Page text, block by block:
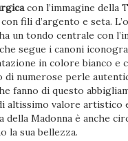
con l’immagine della
fili d’argento e seta.
un tondo centrale con
segue i canoni
in colore bianco e
di numerose perle
fanno di questo
altissimo valore artistico
della Madonna è anche
la sua bellezza.